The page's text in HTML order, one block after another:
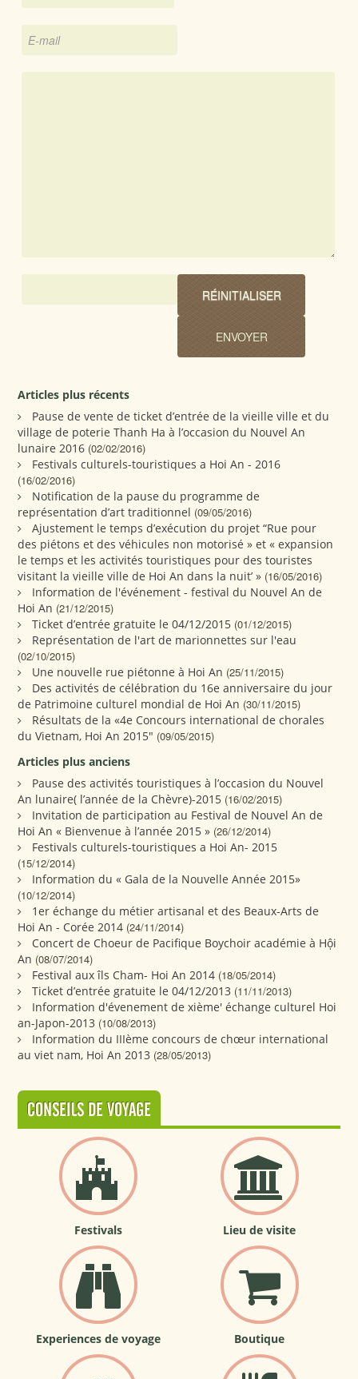
Articles plus récents
Pause de vente de ticket d’entrée de la vieille ville et du
village de poterie Thanh Ha à l’occasion du Nouvel An
lunaire 2016 (02/02/2016)
Festivals culturels-touristiques a Hoi An - 2016
(16/02/2016)
Notification de la pause du programme de
représentation d’art traditionnel (09/05/2016)
Ajustement le temps d’exécution du projet “Rue pour
des piétons et des véhicules non motorisé » et « expansion
le temps et les activités touristiques pour des touristes
visitant la vieille ville de Hoi An dans la nuit’ » (16/05/2016)
Information de l'événement - festival du Nouvel An de
Hoi An (21/12/2015)
Ticket d’entrée gratuite le 04/12/2015 (01/12/2015)
Représentation de l'art de marionnettes sur l'eau
(02/10/2015)
Une nouvelle rue piétonne à Hoi An (25/11/2015)
Des activités de célébration du 16e anniversaire du jour
de Patrimoine culturel mondial de Hoi An (30/11/2015)
Résultats de la «4e Concours international de chorales
du Vietnam, Hoi An 2015" (09/05/2015)
Articles plus anciens
Pause des activités touristiques à l’occasion du Nouvel
An lunaire( l’année de la Chèvre)-2015 (16/02/2015)
Invitation de participation au Festival de Nouvel An de
Hoi An « Bienvenue à l’année 2015 » (26/12/2014)
Festivals culturels-touristiques a Hoi An- 2015
(15/12/2014)
Information du « Gala de la Nouvelle Année 2015»
(10/12/2014)
1er échange du métier artisanal et des Beaux-Arts de
Hoi An - Corée 2014 (24/11/2014)
Concert de Choeur de Pacifique Boychoir académie à Hội
An (08/07/2014)
Festival aux îls Cham- Hoi An 2014 (18/05/2014)
Ticket d’entrée gratuite le 04/12/2013 (11/11/2013)
Information d'évenement de xième' échange culturel Hoi
an-Japon-2013 (10/08/2013)
Information du IIIème concours de chœur international
au viet nam, Hoi An 2013 (28/05/2013)
CONSEILS DE VOYAGE
Festivals Lieu de visite
Experiences de voyage Boutique